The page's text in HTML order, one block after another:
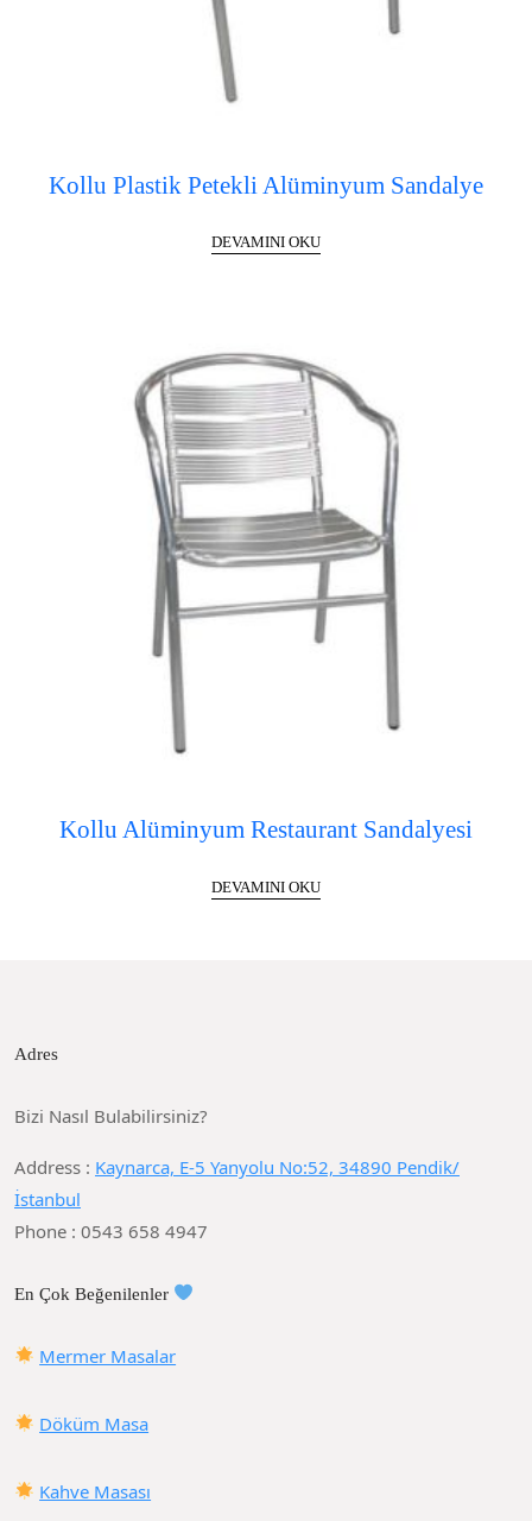
Kollu Plastik Petekli Alüminyum Sandalye
DEVAMINI OKU
Kollu Alüminyum Restaurant Sandalyesi
DEVAMINI OKU
Adres
Bizi Nasıl Bulabilirsiniz?
Address : Kaynarca, E-5 Yanyolu No:52, 34890 Pendik/
İstanbul
Phone : 0543 658 4947
En Çok Beğenilenler
Mermer Masalar
Döküm Masa
Kahve Masası